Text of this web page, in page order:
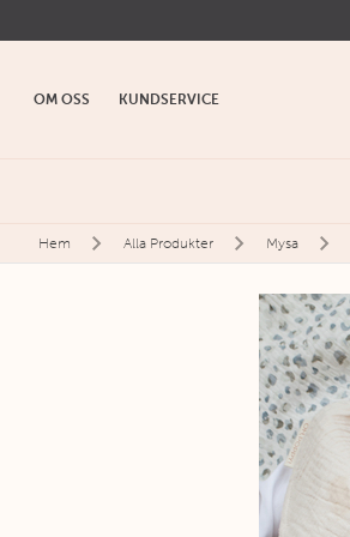
OM OSS KUNDSERVICE
Hem Alla Produkter Mysa